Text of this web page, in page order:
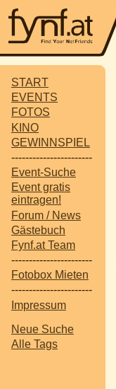
START
EVENTS
FOTOS
KINO
GEWINNSPIEL
-----------------------
Event-Suche
Event gratis
eintragen!
Forum / News
Gästebuch
Fynf.at Team
-----------------------
Fotobox Mieten
-----------------------
Impressum
Neue Suche
Alle Tags